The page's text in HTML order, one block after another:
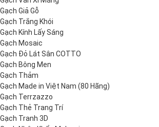
Gạch Giả Gỗ
Gạch Trắng Khói
Gạch Kính Lấy Sáng
Gạch Mosaic
Gạch Đỏ Lát Sân COTTO
Gạch Bông Men
Gạch Thảm
Gạch Made in Việt Nam (80 Hãng)
Gạch Terrzazzo
Gạch Thẻ Trang Trí
Gạch Tranh 3D